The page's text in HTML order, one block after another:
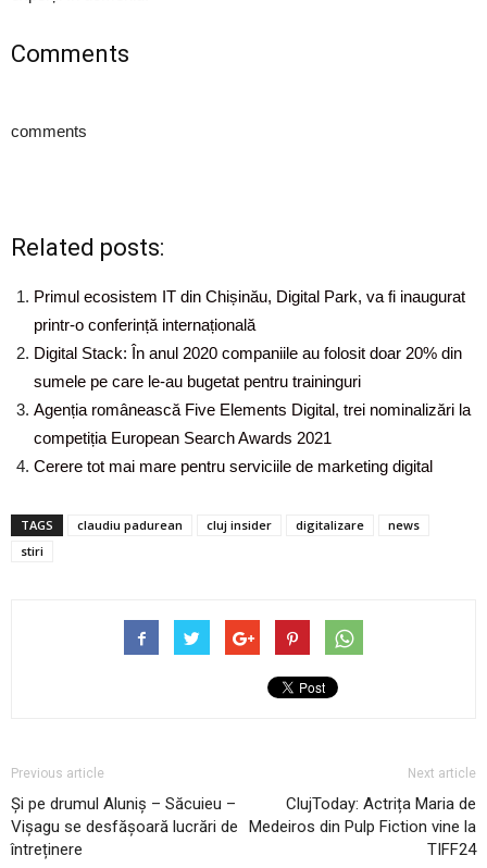
Comments
comments
Related posts:
Primul ecosistem IT din Chișinău, Digital Park, va fi inaugurat
printr-o conferință internațională
Digital Stack: În anul 2020 companiile au folosit doar 20% din
sumele pe care le-au bugetat pentru traininguri
Agenția românească Five Elements Digital, trei nominalizări la
competiția European Search Awards 2021
Cerere tot mai mare pentru serviciile de marketing digital
TAGS claudiu padurean cluj insider digitalizare
news
stiri
Previous article
Și pe drumul Aluniș – Săcuieu –
Vișagu se desfășoară lucrări de
întreținere
Next article
ClujToday: Actrița Maria de
Medeiros din Pulp Fiction vine la
TIFF24